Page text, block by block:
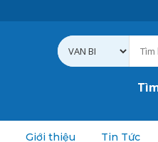
Giới thiệu Tin Tức